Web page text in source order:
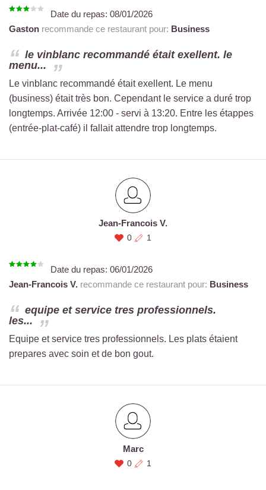
Date du repas: 08/01/2026
Gaston recommande ce restaurant pour: Business
le vinblanc recommandé était exellent. le
menu...
Le vinblanc recommandé était exellent. Le menu
(business) était très bon. Cependant le service a duré trop
longtemps. Arrivée 12:00 - servi à 13:20. Entre les étappes
(entrée-plat-café) il fallait attendre trop longtemps.
Jean-Francois V.
0 1
Date du repas: 06/01/2026
Jean-Francois V. recommande ce restaurant pour: Business
equipe et service tres professionnels.
les...
Equipe et service tres professionnels. Les plats étaient
prepares avec soin et de bon gout.
Marc
0 1